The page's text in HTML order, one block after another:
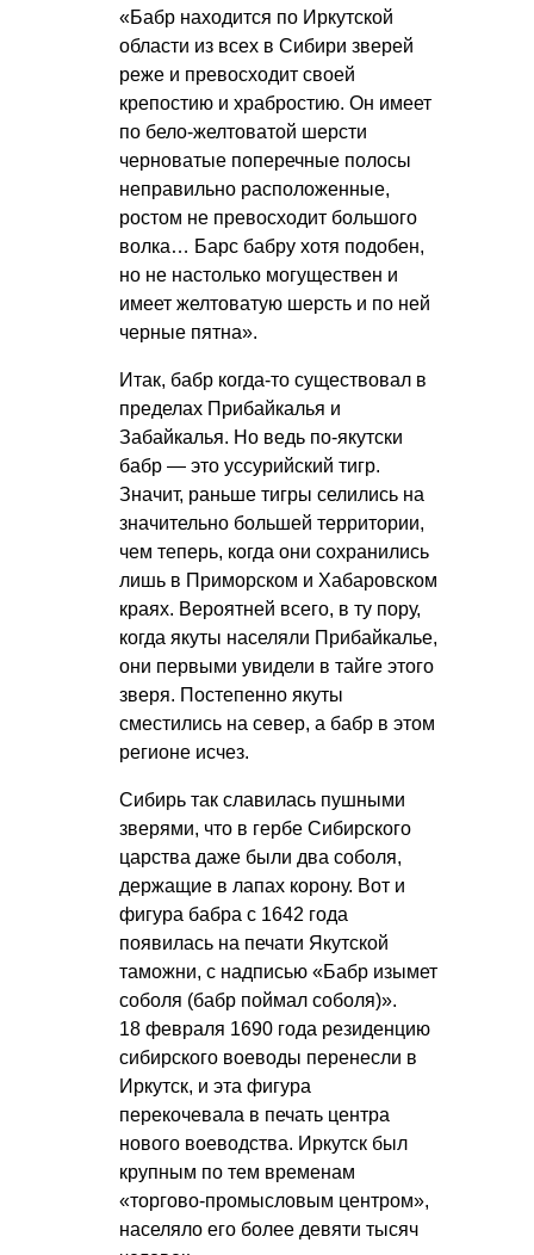
«Бабр находится по Иркутской
области из всех в Сибири зверей
реже и превосходит своей
крепостию и храбростию. Он имеет
по бело-желтоватой шерсти
черноватые поперечные полосы
неправильно расположенные,
ростом не превосходит большого
волка… Барс бабру хотя подобен,
но не настолько могуществен и
имеет желтоватую шерсть и по ней
черные пятна».
Итак, бабр когда-то существовал в
пределах Прибайкалья и
Забайкалья. Но ведь по-якутски
бабр — это уссурийский тигр.
Значит, раньше тигры селились на
значительно большей территории,
чем теперь, когда они сохранились
лишь в Приморском и Хабаровском
краях. Вероятней всего, в ту пору,
когда якуты населяли Прибайкалье,
они первыми увидели в тайге этого
зверя. Постепенно якуты
сместились на север, а бабр в этом
регионе исчез.
Сибирь так славилась пушными
зверями, что в гербе Сибирского
царства даже были два соболя,
держащие в лапах корону. Вот и
фигура бабра с 1642 года
появилась на печати Якутской
таможни, с надписью «Бабр изымет
соболя (бабр поймал соболя)».
18 февраля 1690 года резиденцию
сибирского воеводы перенесли в
Иркутск, и эта фигура
перекочевала в печать центра
нового воеводства. Иркутск был
крупным по тем временам
«торгово-промысловым центром»,
населяло его более девяти тысяч